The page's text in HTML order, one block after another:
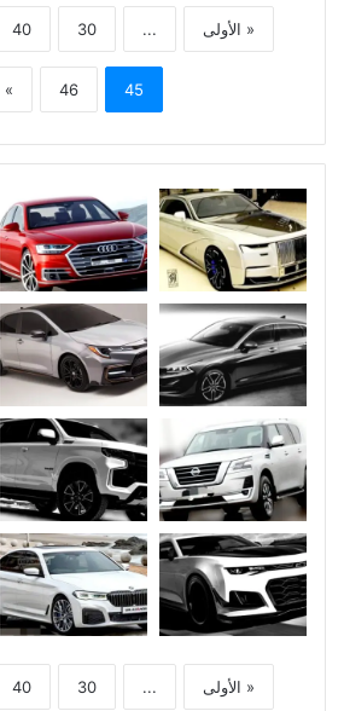
« الأولى ...
30
40
45
46
»
« الأولى ...
30
40